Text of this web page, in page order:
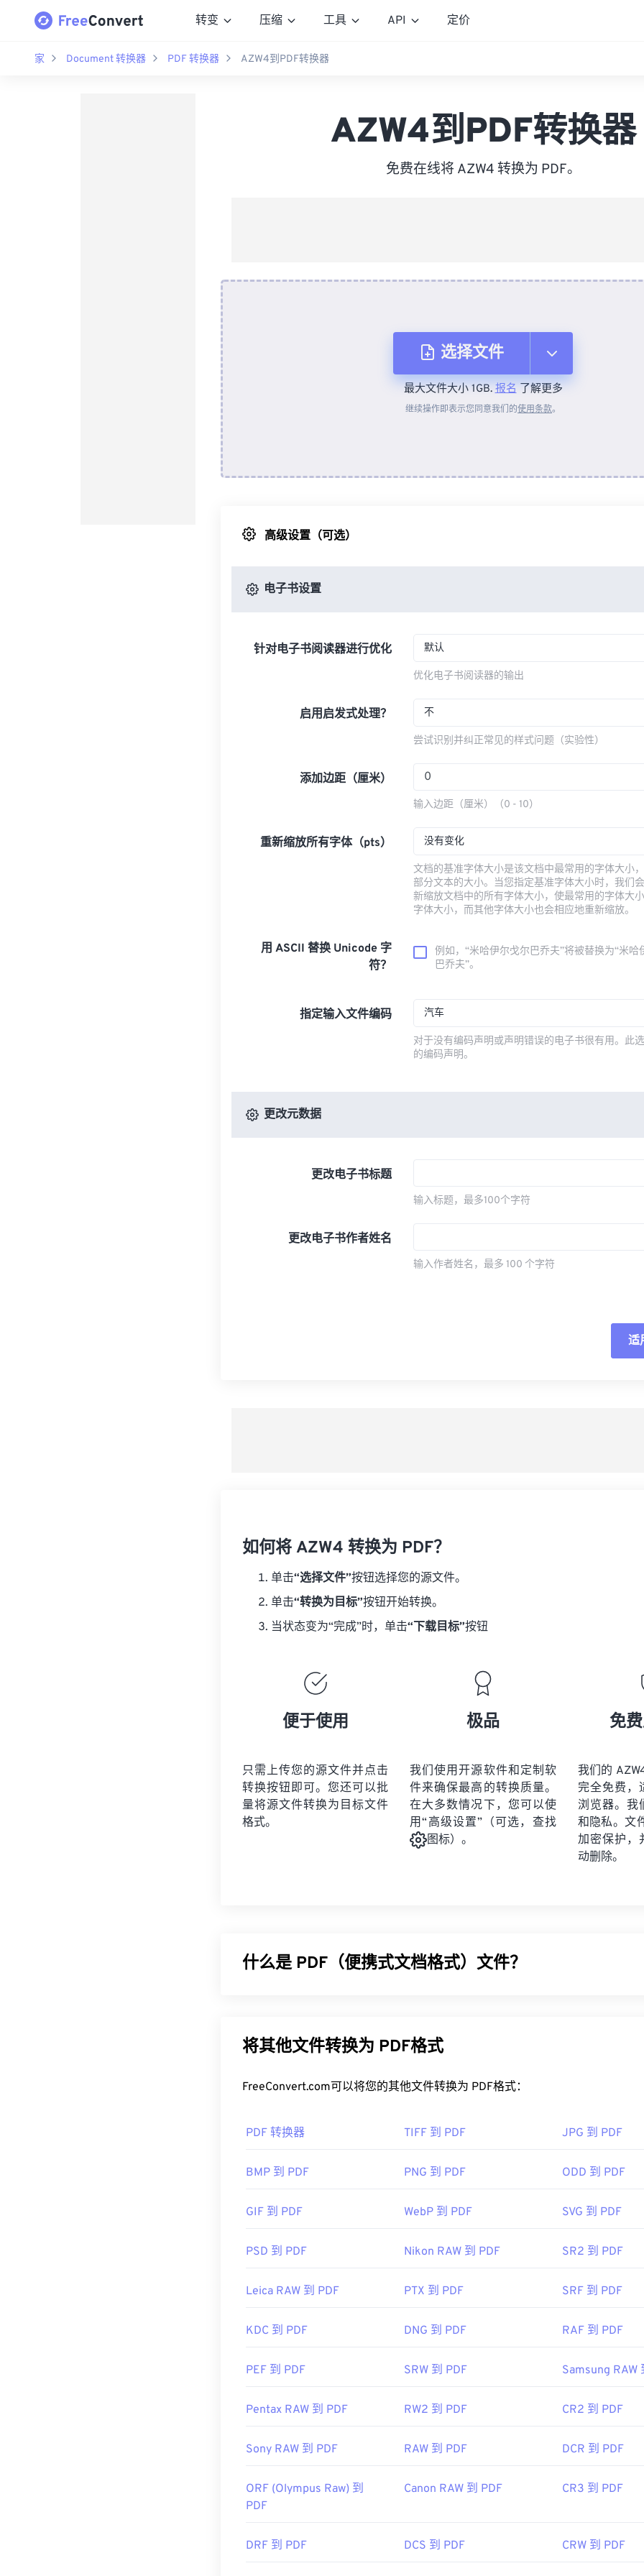
转变 压缩 工具 API 定价
家 Document 转换器 PDF 转换器 AZW4到PDF转换器
AZW4到PDF转换器
免费在线将 AZW4 转换为 PDF。
选择文件
从设备
最大文件大小 1GB.报名了解更多
继续操作即表示您同意我们的使用条款。
高级设置（可选）
电子书设置
针对电子书阅读器进行优化 默认
优化电子书阅读器的输出
启用启发式处理？ 不
尝试识别并纠正常见的样式问题（实验性）
添加边距（厘米）
输入边距（厘米）（0 - 10）
重新缩放所有字体（pts） 没有变化
文档的基准字体大小是该文档中最常用的字体大小
部分文本的大小。当您指定基准字体大小时，我们
新缩放文档中的所有字体大小，使最常用的字体大
字体大小，而其他字体大小也会相应地重新缩放。
用 ASCII 替换 Unicode 字
符？
例如，“米哈伊尔·戈尔巴乔夫”将被替换为“米哈
巴乔夫”。
指定输入文件编码 汽车
对于没有编码声明或声明错误的电子书很有用。此
的编码声明。
更改元数据
更改电子书标题
输入标题，最多100个字符
更改电子书作者姓名
输入作者姓名，最多 100 个字符
适
如何将 AZW4 转换为 PDF？
单击“选择文件”按钮选择您的源文件。
单击“转换为目标”按钮开始转换。
当状态变为“完成”时，单击“下载目标”按钮
便于使用
只需上传您的源文件并点击
转换按钮即可。您还可以批
量将源文件转换为目标文件
格式。
极品
我们使用开源软件和定制软
件来确保最高的转换质量。
在大多数情况下，您可以使
用“高级设置”（可选，查找
图标）。
免
我们的
完全免费，
浏览器。我
和隐私。文
加密保护，
动删除。
什么是 PDF（便携式文档格式）文件？
设备或操作系统上都始终保持一致。
肿，包含许多你可能永远不需要或不想使用的功能。
大多数网络浏览器，例如 Chrome 和 Firefox，都可以自动打开 PDF 文件。您可
需要插件或扩展程序来实现这一点，但当您在线点击 PDF 链接时，自动打开一
的。
有用的链接：
https://acrobat.adobe.com/us/en/why-adobe/about-adobe-pdf.html
将其他文件转换为 PDF格式
FreeConvert.com可以将您的其他文件转换为 PDF格式：
PDF 转换器 TIFF 到 PDF JPG 到 PDF
BMP 到 PDF PNG 到 PDF ODD 到 PDF
GIF 到 PDF WebP 到 PDF SVG 到 PDF
PSD 到 PDF Nikon RAW 到 PDF SR2 到 PDF
Leica RAW 到 PDF PTX 到 PDF SRF 到 PDF
KDC 到 PDF DNG 到 PDF RAF 到 PDF
PEF 到 PDF SRW 到 PDF Samsung RAW
Pentax RAW 到 PDF RW2 到 PDF CR2 到 PDF
Sony RAW 到 PDF RAW 到 PDF DCR 到 PDF
ORF (Olympus Raw) 到
PDF
Canon RAW 到 PDF CR3 到 PDF
DRF 到 PDF DCS 到 PDF CRW 到 PDF